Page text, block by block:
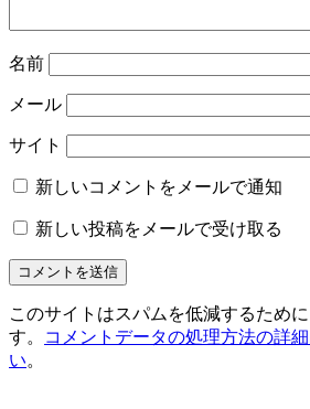
名前
メール
サイト
新しいコメントをメールで通知
新しい投稿をメールで受け取る
このサイトはスパムを低減するため
す。
コメントデータの処理方法の詳
い。